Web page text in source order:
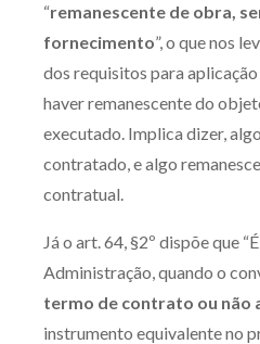
Telefone (41)
Whatsapp (41)
“remanescente de obra,
fornecimento”, o que nos
dos requisitos para
haver remanescente do
executado. Implica dizer,
contratado, e algo
contratual.
Já o art. 64, §2º dispõe que
Administração, quando o
termo de contrato ou não
instrumento equivalente no